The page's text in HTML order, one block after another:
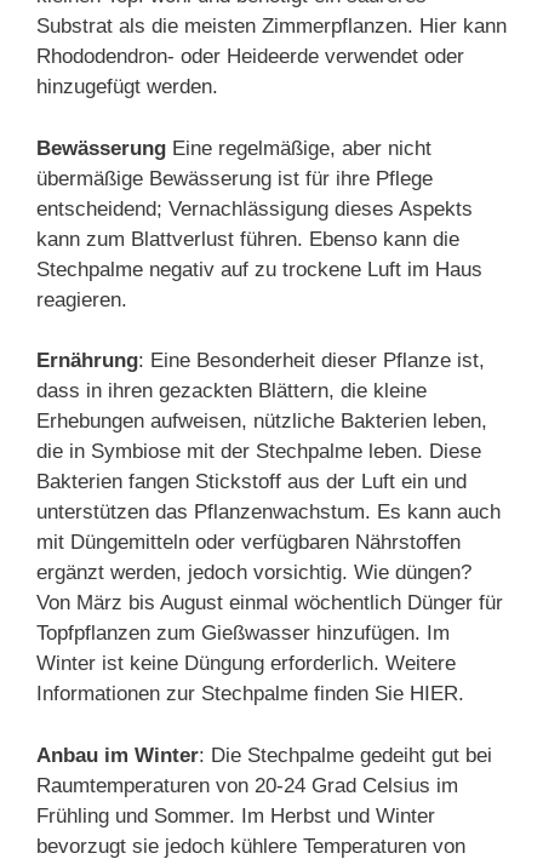
Substrat als die meisten Zimmerpflanzen. Hier kann
Rhododendron- oder Heideerde verwendet oder
hinzugefügt werden.
Bewässerung Eine regelmäßige, aber nicht
übermäßige Bewässerung ist für ihre Pflege
entscheidend; Vernachlässigung dieses Aspekts
kann zum Blattverlust führen. Ebenso kann die
Stechpalme negativ auf zu trockene Luft im Haus
reagieren.
Ernährung: Eine Besonderheit dieser Pflanze ist,
dass in ihren gezackten Blättern, die kleine
Erhebungen aufweisen, nützliche Bakterien leben,
die in Symbiose mit der Stechpalme leben. Diese
Bakterien fangen Stickstoff aus der Luft ein und
unterstützen das Pflanzenwachstum. Es kann auch
mit Düngemitteln oder verfügbaren Nährstoffen
ergänzt werden, jedoch vorsichtig. Wie düngen?
Von März bis August einmal wöchentlich Dünger für
Topfpflanzen zum Gießwasser hinzufügen. Im
Winter ist keine Düngung erforderlich. Weitere
Informationen zur Stechpalme finden Sie HIER.
Anbau im Winter: Die Stechpalme gedeiht gut bei
Raumtemperaturen von 20-24 Grad Celsius im
Frühling und Sommer. Im Herbst und Winter
bevorzugt sie jedoch kühlere Temperaturen von